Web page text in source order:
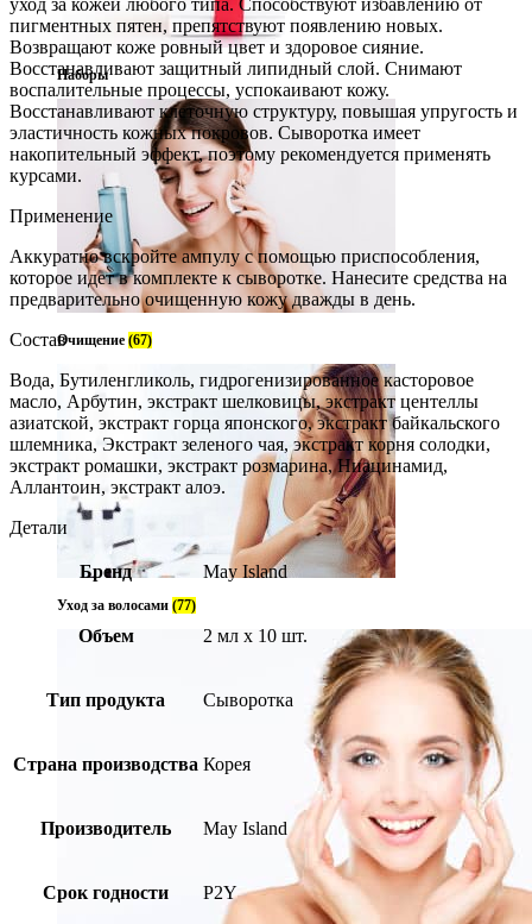
Наборы
Очищение (67)
Уход за волосами (77)
уход за кожей любого типа. Способствуют избавлению от
пигментных пятен, препятствуют появлению новых.
Возвращают коже ровный цвет и здоровое сияние.
Восстанавливают защитный липидный слой. Снимают
воспалительные процессы, успокаивают кожу.
Восстанавливают клеточную структуру, повышая упругость и
эластичность кожных покровов. Сыворотка имеет
накопительный эффект, поэтому рекомендуется применять
курсами.
Применение
Аккуратно вскройте ампулу с помощью приспособления,
которое идет в комплекте к сыворотке. Нанесите средства на
предварительно очищенную кожу дважды в день.
Состав
Вода, Бутиленгликоль, гидрогенизированное касторовое
масло, Арбутин, экстракт шелковицы, экстракт центеллы
азиатской, экстракт горца японского, экстракт байкальского
шлемника, Экстракт зеленого чая, экстракт корня солодки,
экстракт ромашки, экстракт розмарина, Ниацинамид,
Аллантоин, экстракт алоэ.
Детали
Бренд May Island
Объем 2 мл х 10 шт.
Тип продукта Сыворотка
Страна производства Корея
Производитель May Island
Срок годности P2Y